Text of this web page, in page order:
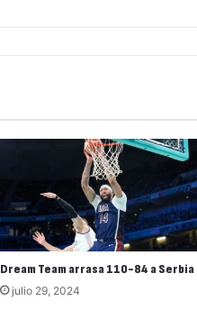
Dream Team arrasa 110-84 a Serbia
julio 29, 2024